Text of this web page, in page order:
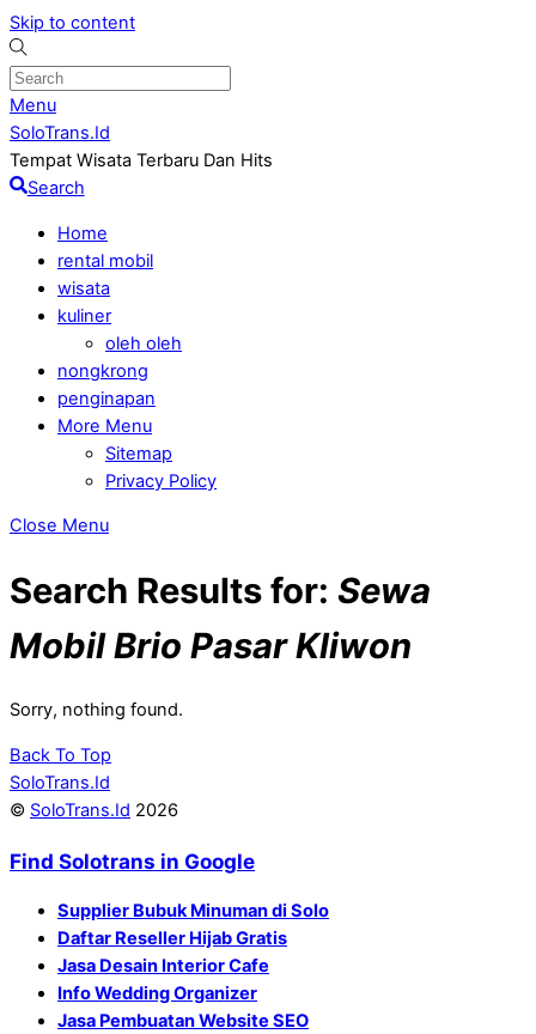
Skip to content
Menu
SoloTrans.Id
Tempat Wisata Terbaru Dan Hits
Search
Home
rental mobil
wisata
kuliner
oleh oleh
nongkrong
penginapan
More Menu
Sitemap
Privacy Policy
Close Menu
Search Results for: Sewa
Mobil Brio Pasar Kliwon
Sorry, nothing found.
Back To Top
SoloTrans.Id
© SoloTrans.Id 2026
Find Solotrans in Google
Supplier Bubuk Minuman di Solo
Daftar Reseller Hijab Gratis
Jasa Desain Interior Cafe
Info Wedding Organizer
Jasa Pembuatan Website SEO